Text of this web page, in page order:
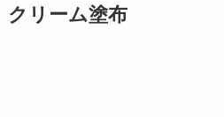
クリーム塗布